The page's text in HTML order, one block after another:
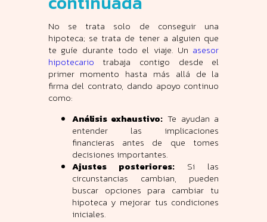
No se trata solo de conseguir una
hipoteca; se trata de tener a alguien que
te guíe durante todo el viaje. Un asesor
hipotecario trabaja contigo desde el
primer momento hasta más allá de la
firma del contrato, dando apoyo continuo
como:
Análisis exhaustivo: Te ayudan a
entender las implicaciones
financieras antes de que tomes
decisiones importantes.
Ajustes posteriores:Si las
circunstancias cambian, pueden
buscar opciones para cambiar tu
hipoteca y mejorar tus condiciones
iniciales.